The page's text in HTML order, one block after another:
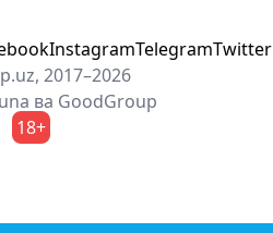
InstagramTelegramTwitter
2017–2026
ва GoodGroup
18+